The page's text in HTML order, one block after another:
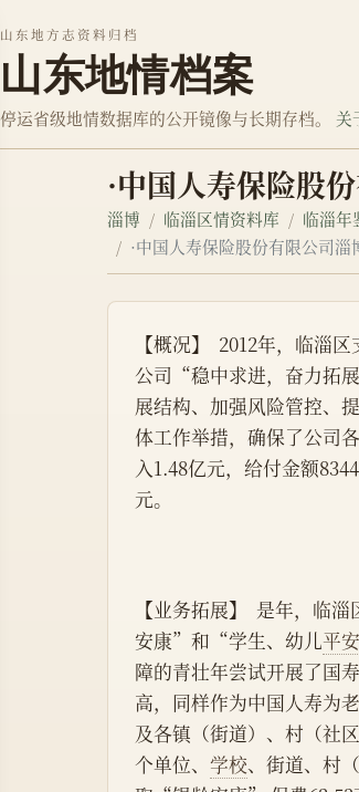
山东地方志资料归档
山东地情档案
停运省级地情数据库的公开镜像与长期存档。 关
·中国人寿保险股
淄博 临淄区情资料库 临淄年
·中国人寿保险股份有限公司淄
【概况】  2012年，临淄
公司“稳中求进，奋力拓
展结构、加强风险管控、
体工作举措，确保了公司
入1.48亿元，给付金额
元。
【业务拓展】  是年，临
安康”和“学生、幼儿平
障的青壮年尝试开展了国
高，同样作为中国人寿为
及各镇（街道）、村（社
个单位、学校、街道、村